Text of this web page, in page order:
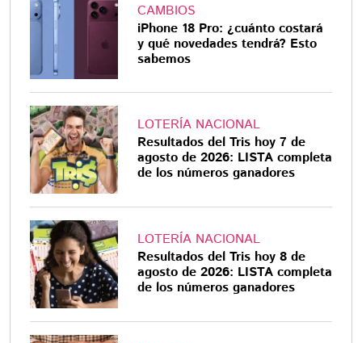
CAMBIOS
iPhone 18 Pro: ¿cuánto costará
y qué novedades tendrá? Esto
sabemos
LOTERÍA NACIONAL
Resultados del Tris hoy 7 de
agosto de 2026: LISTA completa
de los números ganadores
LOTERÍA NACIONAL
Resultados del Tris hoy 8 de
agosto de 2026: LISTA completa
de los números ganadores